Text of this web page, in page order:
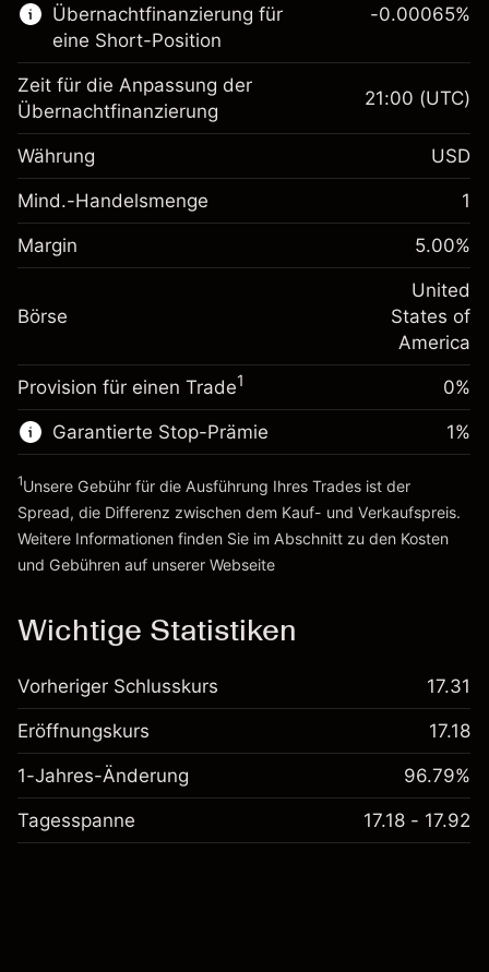
Margin. Ihre Investition
$1,000.00
Anpassung der
Übernachtfinanzierung
fremdfinanzierten
(-$4.31)
~$20,000.00
Zur Plattform
Übernachtfinanzierung für
eine Short-Position
Margin. Ihre Investition
$1,000.00
Anpassung der
-0.000654
%
(-$0.13)
Positionsgröße mit Hebelwirkung
~$20,000.00
Geld aus Hebelwirkung ~ $
Zur Plattform
-0.00065%
Zeit für die Anpassung der
Übernachtfinanzierung
21:00 (UTC)
Währung USD
Mind.-Handelsmenge 1
Margin 5.00%
Börse
United
States of
America
Provision für einen Trade1 0%
Garantierte Stop-Prämie 1%
1Unsere Gebühr für die Ausführung Ihres Trades ist der
Spread, die Differenz zwischen dem Kauf- und Verkaufspreis.
Weitere Informationen finden Sie im Abschnitt zu den Kosten
und Gebühren auf unserer Webseite
Wichtige Statistiken
Vorheriger Schlusskurs 17.31
Eröffnungskurs 17.18
1-Jahres-Änderung 96.79%
Tagesspanne 17.18 - 17.92